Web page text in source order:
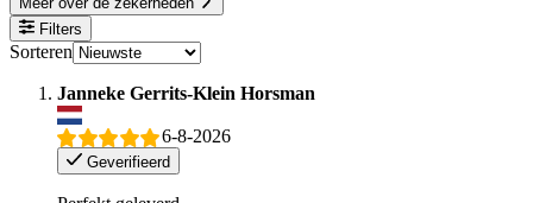
Filters
Sorteren
Janneke Gerrits-Klein Horsman
6-8-2026
Geverifieerd